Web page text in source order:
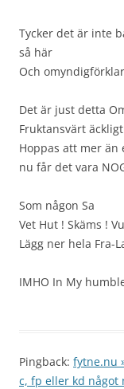
Tycker det är inte
så här
Och
Det är just detta
Fruktansvärt
Hoppas att mer än
nu får det vara
Som någon Sa
Vet Hut ! Skäms !
Lägg ner hela Fra-
IMHO In My
Pingback: fytne.nu
c, fp eller kd något